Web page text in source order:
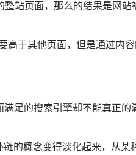
站页面，那么的结果是网站
高于其他页面，但是通过内
足的搜索引擎却不能真正的
的概念变得淡化起来，从某